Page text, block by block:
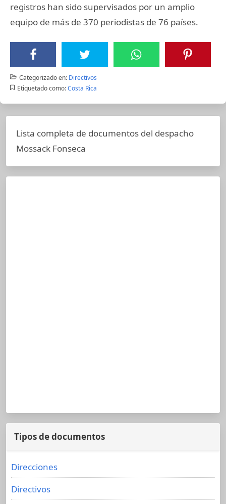
registros han sido supervisados por un amplio
equipo de más de 370 periodistas de 76 países.
Categorizado en: Directivos
Etiquetado como: Costa Rica
Lista completa de documentos del despacho
Mossack Fonseca
Tipos de documentos
Direcciones
Directivos